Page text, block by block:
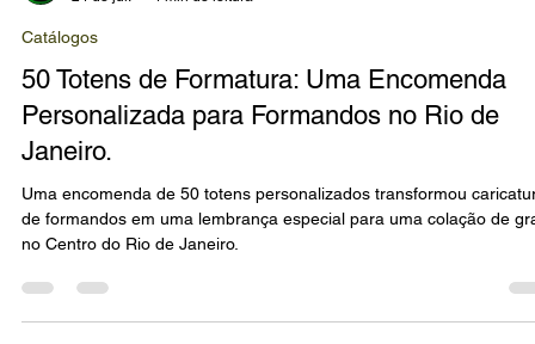
24 de jul.
Catálogos
50 Totens de Formatura: Uma Encomenda
Personalizada para Formandos no Rio de
Janeiro.
Uma encomenda de 50 totens personalizados transformou
de formandos em uma lembrança especial para uma colação de
no Centro do Rio de Janeiro.